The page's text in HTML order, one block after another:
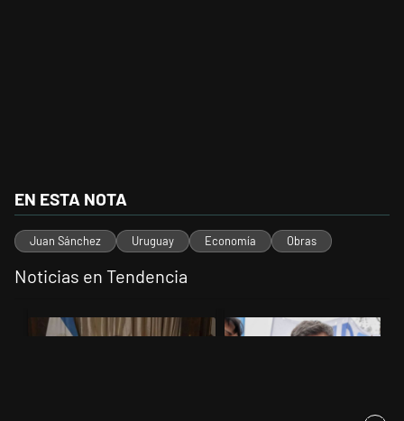
EN ESTA NOTA
Juan Sánchez Uruguay Economía Obras
Noticias en Tendencia
Un artículo de tendencia con el título "Milei, listo para 'atajar'
Un artículo de tendencia con el